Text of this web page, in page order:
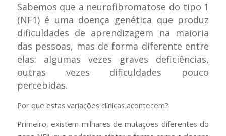
Sabemos que a neurofibromatose do tipo 1
(NF1) é uma doença genética que produz
dificuldades de aprendizagem na maioria
das pessoas, mas de forma diferente entre
elas: algumas vezes graves deficiências,
outras vezes dificuldades pouco
percebidas.
Por que estas variações clínicas acontecem?
Primeiro, existem milhares de mutações diferentes do